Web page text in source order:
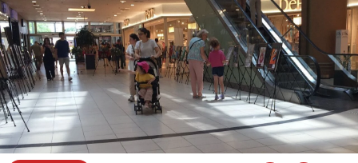
Eskişehir Haber İçerikleri
Eskişehir Hava Durumu
Eskişehir Tramvay Saatleri
Eskişehir Otobüs Saatleri